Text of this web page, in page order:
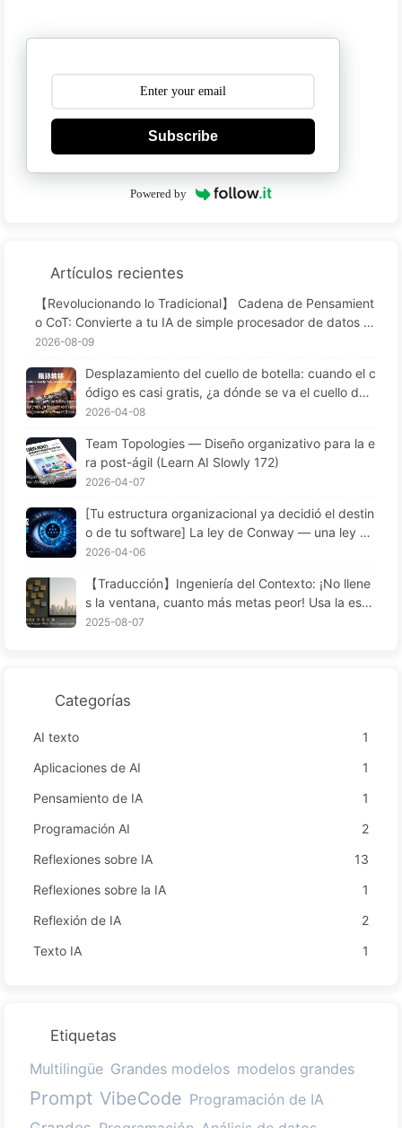
Subscribe
Powered by
Artículos recientes
【Revolucionando lo Tradicional】 Cadena de Pensamient
o CoT: Convierte a tu IA de simple procesador de datos e
n un asesor inteligente—Aprende IA despacio 043
2026-08-09
Desplazamiento del cuello de botella: cuando el c
ódigo es casi gratis, ¿a dónde se va el cuello de
botella de la ingeniería de software? (Learn AI Slo
2026-04-08
Team Topologies — Diseño organizativo para la e
ra post-ágil (Learn AI Slowly 172)
2026-04-07
[Tu estructura organizacional ya decidió el destin
o de tu software] La ley de Conway — una ley de
gestión subestimada durante 56 años La transfor
a IA — Aprende IA poco a poco 171
2026-04-06
【Traducción】Ingeniería del Contexto: ¡No llene
s la ventana, cuanto más metas peor! Usa la estr
ategia de escribir, seleccionar, comprimir y aislar
2025-08-07
Categorías
AI texto
1
Aplicaciones de AI
1
Pensamiento de IA
1
Programación AI
2
Reflexiones sobre IA
13
Reflexiones sobre la IA
1
Reflexión de IA
2
Texto IA
1
Etiquetas
Multilingüe Grandes modelos modelos grandes
Prompt VibeCode Programación de IA